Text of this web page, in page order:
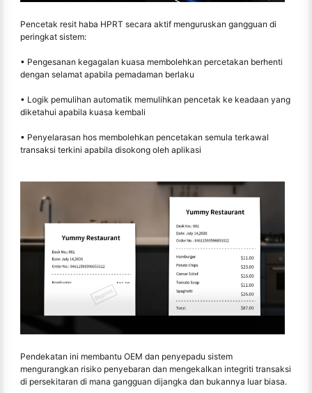
Pencetak resit haba HPRT secara aktif menguruskan gangguan di
peringkat sistem:
• Pengesanan kegagalan kuasa membolehkan percetakan berhenti
dengan selamat apabila pemadaman berlaku
• Logik pemulihan automatik memulihkan pencetak ke keadaan yang
diketahui apabila kuasa kembali
• Penyelarasan hos membolehkan pencetakan semula terkawal
transaksi terkini apabila disokong oleh aplikasi
Pendekatan ini membantu OEM dan penyepadu sistem
mengurangkan risiko penyebaran dan mengekalkan integriti transaksi
di persekitaran di mana gangguan dijangka dan bukannya luar biasa.